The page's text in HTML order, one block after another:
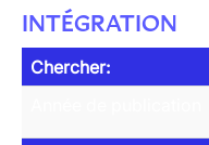
INTÉGRATION
Chercher: